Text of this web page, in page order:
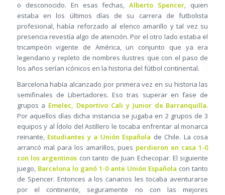
o desconocido. En esas fechas,Alberto Spencer, quien
estaba en los últimos días de su carrera de futbolista
profesional, había reforzado al elenco amarillo y tal vez su
presencia revestía algo de atención. Por el otro lado estaba el
tricampeón vigente de América, un conjunto que ya era
legendario y repleto de nombres ilustres que con el paso de
los años serían icónicos en la historia del fútbol continental.
Barcelona había alcanzado por primera vez en su historia las
semifinales de Libertadores. Eso tras superar en fase de
grupos a Emelec, Deportivo Cali y Junior de Barranquilla.
Por aquellos días dicha instancia se jugaba en 2 grupos de 3
equipos y al Ídolo del Astillero le tocaba enfrentar al monarca
reinante,Estudiantes y a Unión Española de Chile. La cosa
arrancó mal para los amarillos, pues perdieron en casa 1-0
con los argentinos con tanto de Juan Echecopar. El siguiente
juego, Barcelona lo ganó 1-0 ante Unión Española con tanto
de Spencer. Entonces a los canarios les tocaba aventurarse
por el continente, seguramente no con las mejores